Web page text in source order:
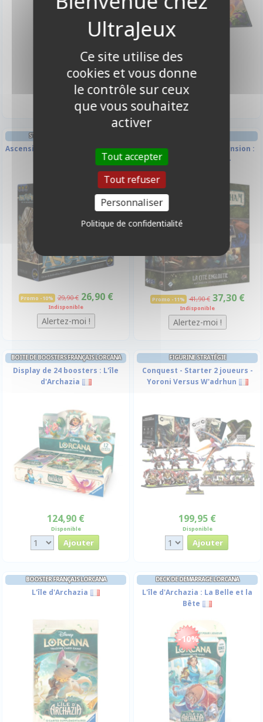
19,90 €
Disponible
19,90 €
STRATÉGIE DECK-BUILDING
Ascension - Édition Anniversaire
Promo -10% 29,90 € 26,90 €
Indisponible
Horreur À Arkham - Extension :
La Cité Engloutie -
Investigateur
Promo -11% 41,90 € 37,30 €
Indisponible
BOITE DE BOOSTERS FRANÇAIS LORCANA
Display de 24 boosters : L'île
d'Archazia
124,90 €
Disponible
FIGURINE STRATÉGIE
Conquest - Starter 2 joueurs -
Yoroni Versus W'adrhun
199,95 €
Disponible
BOOSTER FRANÇAIS LORCANA
L'île d'Archazia
DECK DE DEMARRAGE LORCANA
L'île d'Archazia : La Belle et la
Bête
-10%
Ce site utilise des
cookies et vous donne
le contrôle sur ceux
que vous souhaitez
activer
Tout accepter
Tout refuser
Personnaliser
Politique de confidentialité